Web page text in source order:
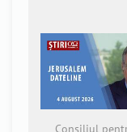
Consiliul